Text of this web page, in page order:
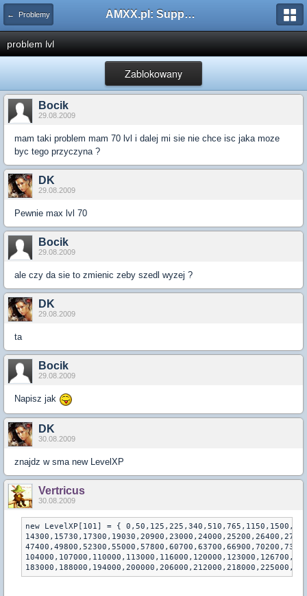
← Problemy AMXX.pl: Support AMX Mod X i SourceMod
problem lvl
Zablokowany
Bocik
29.08.2009
mam taki problem mam 70 lvl i dalej mi sie nie chce isc jaka moze
byc tego przyczyna ?
DK
29.08.2009
Pewnie max lvl 70
Bocik
29.08.2009
ale czy da sie to zmienic zeby szedl wyzej ?
DK
29.08.2009
ta
Bocik
29.08.2009
Napisz jak
DK
30.08.2009
znajdz w sma new LevelXP
Vertricus
30.08.2009
new LevelXP[101] = {